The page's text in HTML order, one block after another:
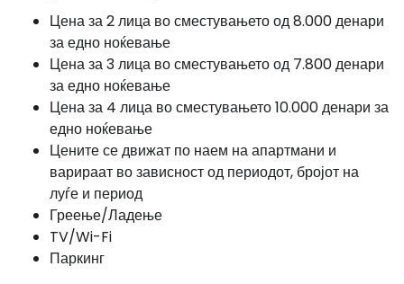
Цена за 2 лица во сместувањето од 8.000 денари
за едно ноќевање
Цена за 3 лица во сместувањето од 7.800 денари
за едно ноќевање
Цена за 4 лица во сместувањето 10.000 денари за
едно ноќевање
Цените се движат по наем на апартмани и
варираат во зависност од периодот, бројот на
луѓе и период
Греење/Ладење
TV/Wi-Fi
Паркинг